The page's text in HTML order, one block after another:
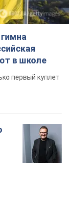
в школе
первый куплет